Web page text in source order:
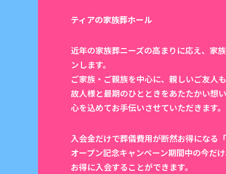
ティアの家族葬ホール
近年の家族葬ニーズの高まりに応え、家
ンします。
ご家族・ご親族を中心に、親しいご友人
故人様と最期のひとときをあたたかい想
心を込めてお手伝いさせていただきます。
入会金だけで葬儀費用が断然お得になる
オープン記念キャンペーン期間中の今だけ
お得に入会することができます。